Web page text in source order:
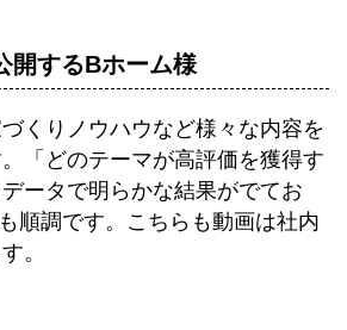
開するBホーム様
くりノウハウなど様々な内容を
「どのテーマが高評価を獲得す
ータで明らかな結果がでてお
順調です。こちらも動画は社内
。